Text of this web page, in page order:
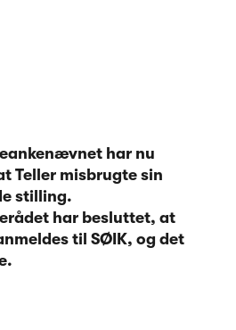
har nu
Teller misbrugte sin
stilling.
har besluttet, at
til SØIK, og det